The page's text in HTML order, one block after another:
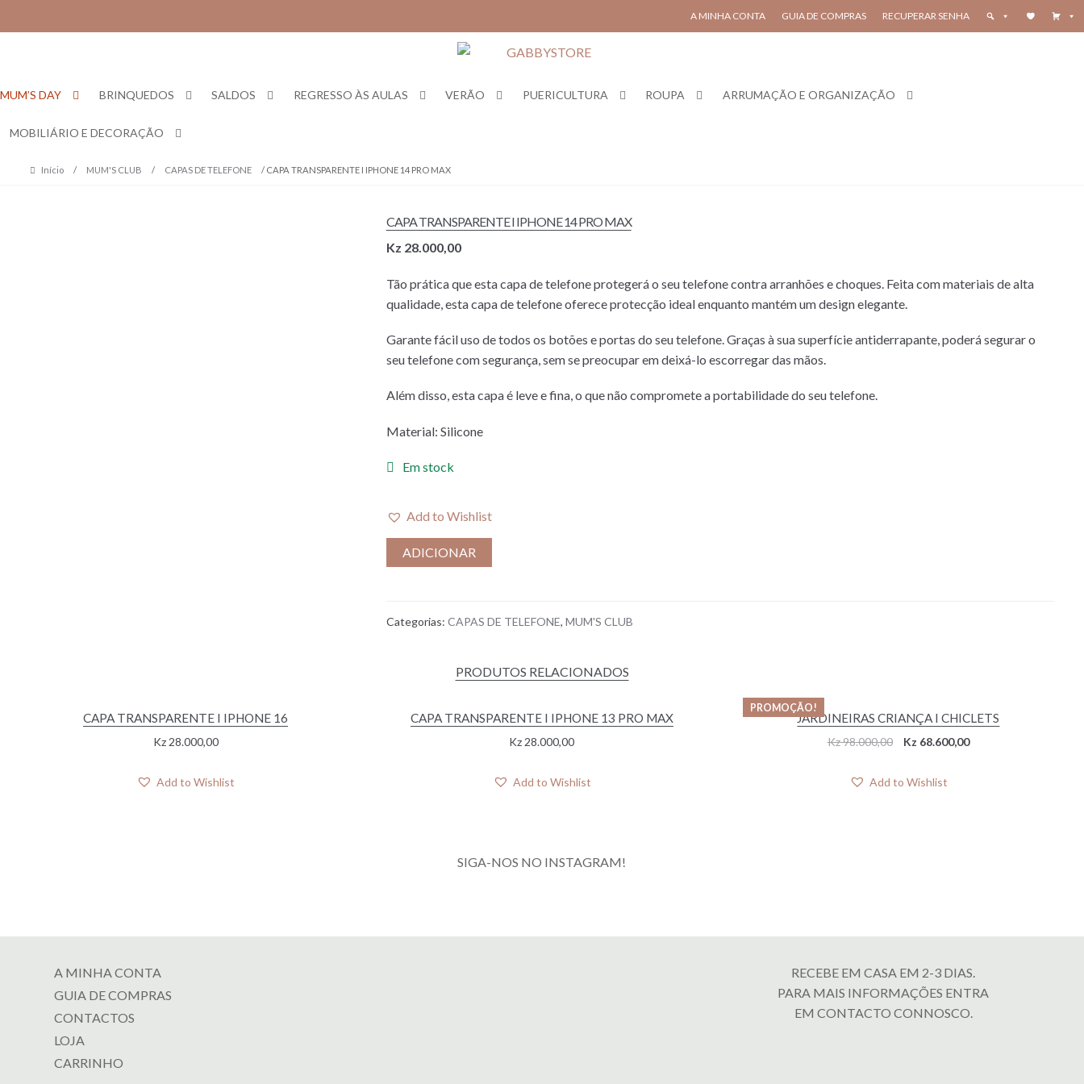
to
to
RECUPERAR SENHA
GUIA DE COMPRAS
A MINHA CONTA
MUM’S DAY BRINQUEDOS SALDOS REGRESSO ÀS AULAS VERÃO PUERICULTURA ROUPA ARRUMAÇÃO E ORGANIZAÇÃO
MOBILIÁRIO E DECORAÇÃO
Início / MUM'S CLUB / CAPAS DE TELEFONE / CAPA TRANSPARENTE I IPHONE 14 PRO MAX
CAPA TRANSPARENTE I IPHONE 14 PRO MAX
Kz 28.000,00
Tão prática que esta capa de telefone protegerá o seu telefone contra arranhões e choques. Feita com materiais de alta
qualidade, esta capa de telefone oferece protecção ideal enquanto mantém um design elegante.
Garante fácil uso de todos os botões e portas do seu telefone. Graças à sua superfície antiderrapante, poderá segurar o
seu telefone com segurança, sem se preocupar em deixá-lo escorregar das mãos.
Além disso, esta capa é leve e fina, o que não compromete a portabilidade do seu telefone.
Material: Silicone
Em stock
Add to Wishlist
ADICIONAR
Categorias: CAPAS DE TELEFONE, MUM'S CLUB
PRODUTOS RELACIONADOS
CAPA TRANSPARENTE I IPHONE 16
Kz28.000,00
Add to Wishlist
CAPA TRANSPARENTE I IPHONE 13 PRO MAX
Kz 28.000,00
Add to Wishlist
JARDINEIRAS CRIANÇA I CHICLETS
PROMOÇÃO!
Kz98.000,00
Original
was:
Kz 68.600,00Current
Add to Wishlist
SIGA-NOS NO INSTAGRAM!
A MINHA CONTA
GUIA DE COMPRAS
CONTACTOS
LOJA
CARRINHO
RECEBE EM CASA EM 2-3 DIAS.
PARA MAIS INFORMAÇÕES ENTRA
EM CONTACTO CONNOSCO.